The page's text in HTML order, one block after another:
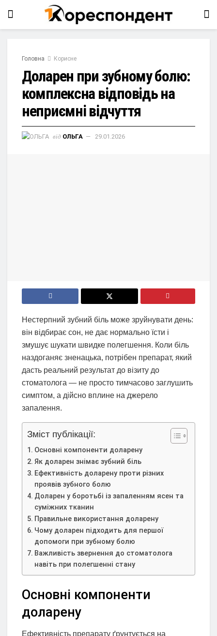
Головна Корисне
Доларен при зубному болю:
комплексна відповідь на
неприємні відчуття
від ОЛЬГА 29.01.2026
Нестерпний зубний біль може зруйнувати день:
він відбирає сон, не дає нормально їсти і
змушує шукати швидке полегшення. Коли біль
наздоганяє зненацька, потрібен препарат, який
дасть реальний результат до візиту до
стоматолога — не просто тимчасово заглушить
симптом, а дійсно вплине на джерело
запалення.
Зміст публікації:
Основні компоненти доларену
Як доларен знімає зубний біль
Ефективність доларену проти різних
проявів зубного болю
Доларен у боротьбі із запаленням ясен та
суміжних тканин
Правильне використання доларену
Чому доларен підходить для першої
допомоги при зубному болю
Важливість звернення до стоматолога
навіть при полегшенні стану
Основні компоненти
доларену
Ефективність препарату ґрунтується на